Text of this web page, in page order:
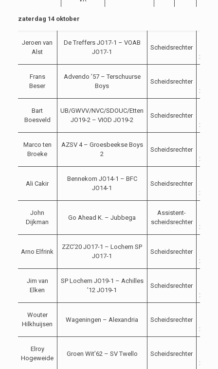
zaterdag 14 oktober
Jeroen van
Alst
De Treffers JO17-1 – VOAB
JO17-1
Scheidsrechter
2023
Frans
Beser
Advendo ’57 – Terschuurse
Boys
Scheidsrechter
2023
Bart
Boesveld
UB/GWVV/NVC/SDOUC/Etten
JO19-2 – VIOD JO19-2
Scheidsrechter
2023
Marco ten
Broeke
AZSV 4 – Groesbeekse Boys
2
Scheidsrechter
2023
Ali Cakir
Bennekom JO14-1 – BFC
JO14-1
Scheidsrechter
2023
John
Dijkman
Go Ahead K. – Jubbega
Assistent-
scheidsrechter
2023
Arno Elfrink
ZZC’20 JO17-1 – Lochem SP
JO17-1
Scheidsrechter
2023
Jim van
Elken
SP Lochem JO19-1 – Achilles
’12 JO19-1
Scheidsrechter
2023
Wouter
Hilkhuijsen
Wageningen – Alexandria Scheidsrechter
2023
Elroy
Hogeweide
Groen Wit’62 – SV Twello Scheidsrechter
2023